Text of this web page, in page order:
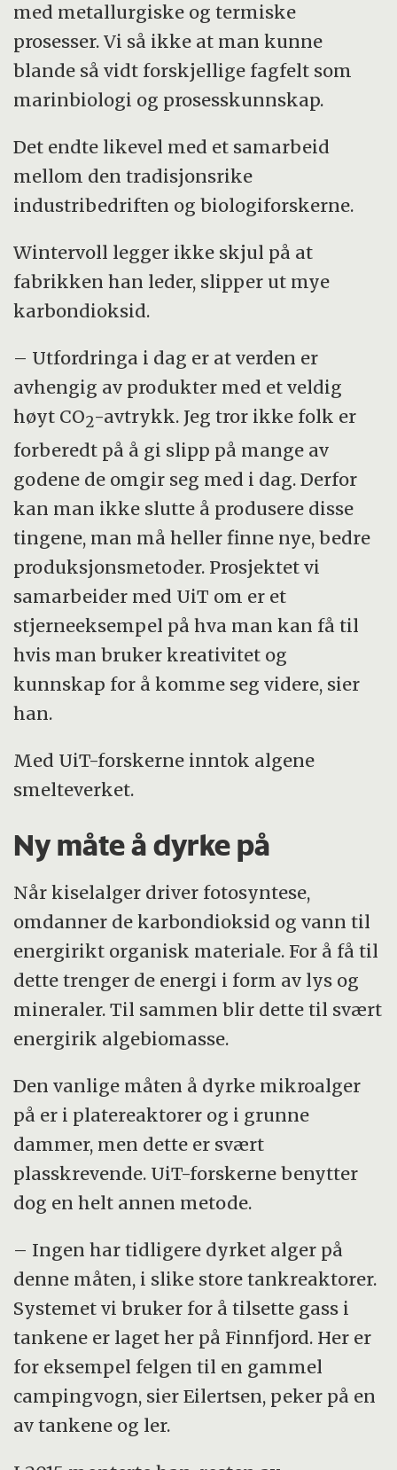
med metallurgiske og termiske
prosesser. Vi så ikke at man kunne
blande så vidt forskjellige fagfelt som
marinbiologi og prosesskunnskap.
Det endte likevel med et samarbeid
mellom den tradisjonsrike
industribedriften og biologiforskerne.
Wintervoll legger ikke skjul på at
fabrikken han leder, slipper ut mye
karbondioksid.
– Utfordringa i dag er at verden er
avhengig av produkter med et veldig
høyt CO2-avtrykk. Jeg tror ikke folk er
forberedt på å gi slipp på mange av
godene de omgir seg med i dag. Derfor
kan man ikke slutte å produsere disse
tingene, man må heller finne nye, bedre
produksjonsmetoder. Prosjektet vi
samarbeider med UiT om er et
stjerneeksempel på hva man kan få til
hvis man bruker kreativitet og
kunnskap for å komme seg videre, sier
han.
Med UiT-forskerne inntok algene
smelteverket.
Ny måte å dyrke på
Når kiselalger driver fotosyntese,
omdanner de karbondioksid og vann til
energirikt organisk materiale. For å få til
dette trenger de energi i form av lys og
mineraler. Til sammen blir dette til svært
energirik algebiomasse.
Den vanlige måten å dyrke mikroalger
på er i platereaktorer og i grunne
dammer, men dette er svært
plasskrevende. UiT-forskerne benytter
dog en helt annen metode.
– Ingen har tidligere dyrket alger på
denne måten, i slike store tankreaktorer.
Systemet vi bruker for å tilsette gass i
tankene er laget her på Finnfjord. Her er
for eksempel felgen til en gammel
campingvogn, sier Eilertsen, peker på en
av tankene og ler.